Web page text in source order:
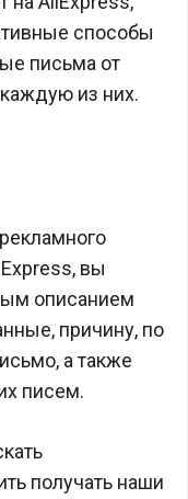
способы
письма от
из них.
вы
описанием
причину, по
а также
писем.
получать наши